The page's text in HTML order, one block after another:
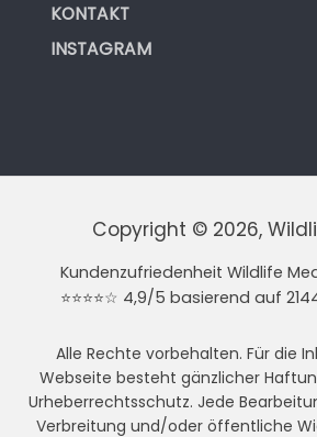
KONTAKT
INSTAGRAM
Copyright © 2026,
Kundenzufriedenheit Wildlife
⭐⭐⭐⭐☆ 4,9/5 basierend auf
Alle Rechte vorbehalten. Für die
Webseite besteht gänzlicher
Urheberrechtsschutz. Jede
Verbreitung und/oder öffentliche